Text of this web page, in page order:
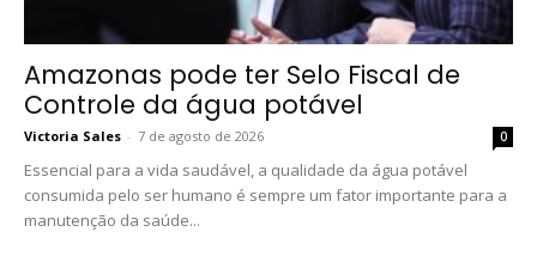
Amazonas pode ter Selo Fiscal de
Controle da água potável
Victoria Sales - 7 de agosto de 2026 0
Essencial para a vida saudável, a qualidade da água potável
consumida pelo ser humano é sempre um fator importante para a
manutenção da saúde...